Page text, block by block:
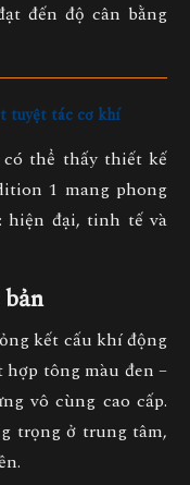
đến độ cân bằng
tuyệt tác cơ khí
thể thấy thiết kế
1 mang phong
: hiện đại, tinh tế và
kết cấu khí động
tông màu đen –
vô cùng cao cấp.
trọng ở trung tâm,